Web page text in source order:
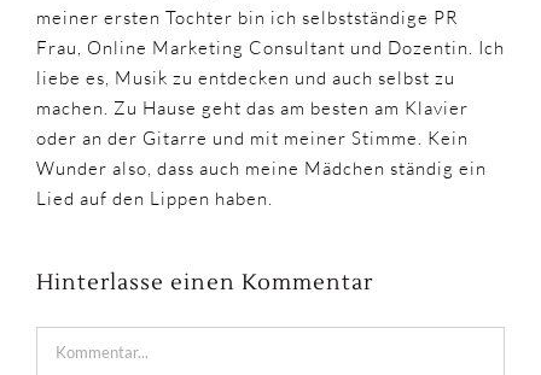
meiner ersten Tochter bin ich selbstständige PR
Frau, Online Marketing Consultant und Dozentin. Ich
liebe es, Musik zu entdecken und auch selbst zu
machen. Zu Hause geht das am besten am Klavier
oder an der Gitarre und mit meiner Stimme. Kein
Wunder also, dass auch meine Mädchen ständig ein
Lied auf den Lippen haben.
Hinterlasse einen Kommentar
Kommentar